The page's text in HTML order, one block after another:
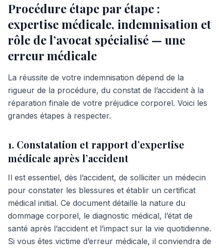
Procédure étape par étape :
expertise médicale, indemnisation et
rôle de l’avocat spécialisé — une
erreur médicale
La réussite de votre indemnisation dépend de la
rigueur de la procédure, du constat de l’accident à la
réparation finale de votre préjudice corporel. Voici les
grandes étapes à respecter.
1. Constatation et rapport d’expertise
médicale après l’accident
Il est essentiel, dès l’accident, de solliciter un médecin
pour constater les blessures et établir un certificat
médical initial. Ce document détaille la nature du
dommage corporel, le diagnostic médical, l’état de
santé après l’accident et l’impact sur la vie quotidienne.
Si vous êtes victime d’erreur médicale, il conviendra de